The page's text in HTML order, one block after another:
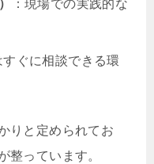
：現場での実践的な
すぐに相談できる環
りと定められてお
整っています。